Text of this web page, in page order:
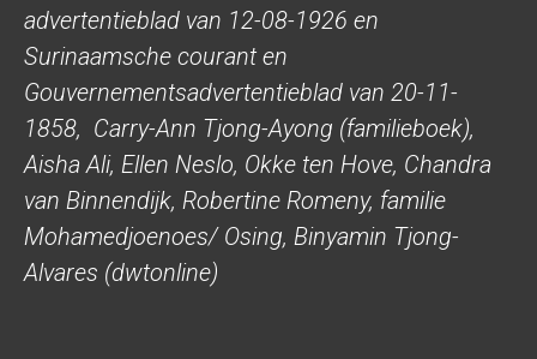
advertentieblad van 12-08-1926 en
Surinaamsche courant en
Gouvernementsadvertentieblad van 20-11-
1858, Carry-Ann Tjong-Ayong (familieboek),
Aisha Ali, Ellen Neslo, Okke ten Hove, Chandra
van Binnendijk, Robertine Romeny, familie
Mohamedjoenoes/ Osing, Binyamin Tjong-
Alvares (dwtonline)